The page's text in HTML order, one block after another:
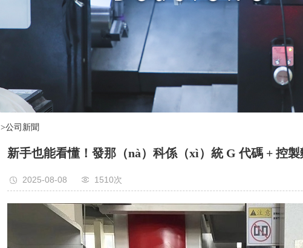
>公司新聞
新手也能看懂！發那（nà）科係（xì）統 G 代碼 + 控
2025-08-08 1510次